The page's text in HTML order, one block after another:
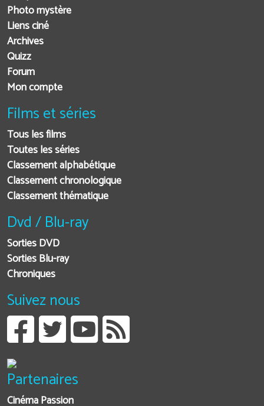
Photo mystère
Liens ciné
Archives
Quizz
Forum
Mon compte
Films et séries
Tous les films
Toutes les séries
Classement alphabétique
Classement chronologique
Classement thématique
Dvd / Blu-ray
Sorties DVD
Sorties Blu-ray
Chroniques
Suivez nous
Partenaires
Cinéma Passion